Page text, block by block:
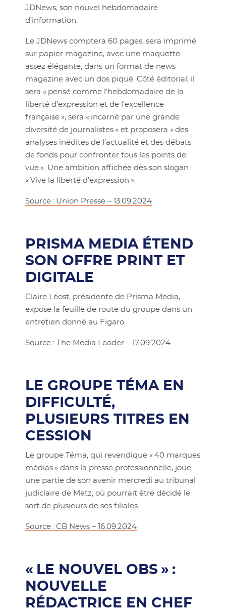
JDNews, son nouvel hebdomadaire
d’information.
Le JDNews comptera 60 pages, sera imprimé
sur papier magazine, avec une maquette
assez élégante, dans un format de news
magazine avec un dos piqué. Côté éditorial, il
sera « pensé comme l’hebdomadaire de la
liberté d’expression et de l’excellence
française », sera « incarné par une grande
diversité de journalistes » et proposera « des
analyses inédites de l’actualité et des débats
de fonds pour confronter tous les points de
vue ». Une ambition affichée dès son slogan :
« Vive la liberté d’expression ».
Source : Union Presse – 13.09.2024
PRISMA MEDIA ÉTEND
SON OFFRE PRINT ET
DIGITALE
Claire Léost, présidente de Prisma Media,
expose la feuille de route du groupe dans un
entretien donné au Figaro.
Source : The Media Leader – 17.09.2024
LE GROUPE TÉMA EN
DIFFICULTÉ,
PLUSIEURS TITRES EN
CESSION
Le groupe Téma, qui revendique « 40 marques
médias » dans la presse professionnelle, joue
une partie de son avenir mercredi au tribunal
judiciaire de Metz, où pourrait être décidé le
sort de plusieurs de ses filiales.
Source : CB News – 16.09.2024
« LE NOUVEL OBS » :
NOUVELLE
RÉDACTRICE EN CHEF